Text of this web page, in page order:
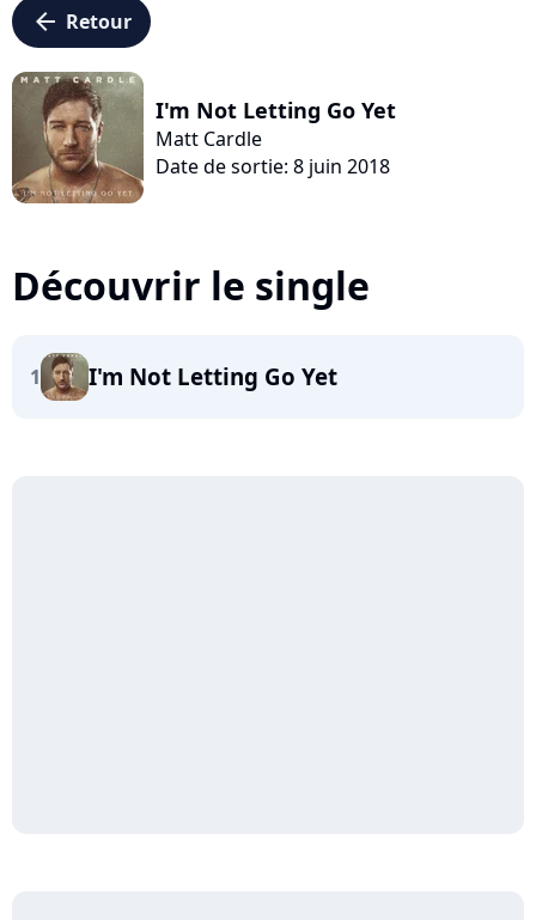
arrow_left Retour
I'm Not Letting Go Yet
Matt Cardle
Date de sortie: 8 juin 2018
Découvrir le single
1 I'm Not Letting Go Yet